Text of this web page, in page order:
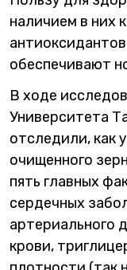
наличием в них
обеспечивают
В ходе
Университета
отследили, как
очищенного
пять главных
сердечных
артериального
крови,